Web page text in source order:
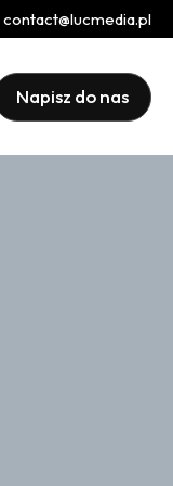
contact@lucmedia.pl
Napisz do nas